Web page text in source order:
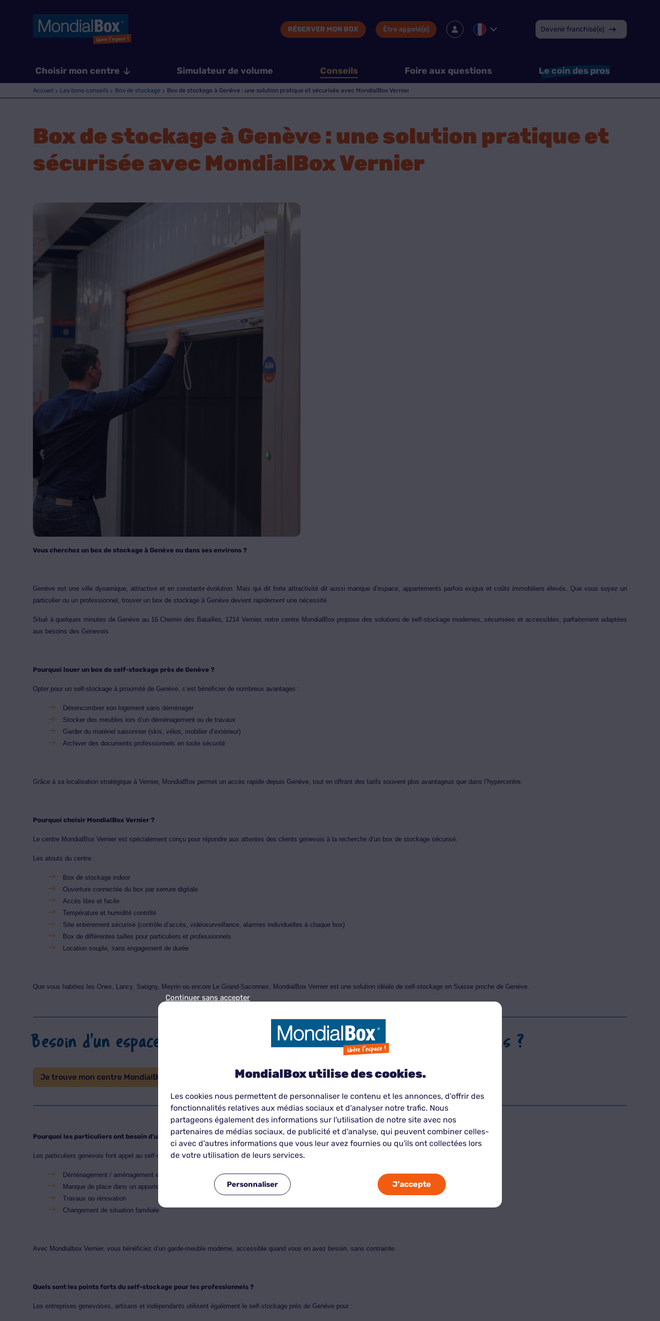
RÉSERVER MON BOX Être appelé(e) Devenir franchisé(e)
Choisir mon centre Simulateur de volume Conseils Foire aux questions Le coin des pros
Accueil Les bons conseils Box de stockage Box de stockage à Genève : une solution pratique et sécurisée avec MondialBox Vernier
Box de stockage à Genève : une solution pratique et
sécurisée avec MondialBox Vernier
Vous cherchez un box de stockage à Genève ou dans ses environs ?
Genève est une ville dynamique, attractive et en constante évolution. Mais qui dit forte attractivité dit aussi manque d’espace, appartements parfois exigus et coûts immobiliers élevés. Que vous soyez un
particulier ou un professionnel, trouver un box de stockage à Genève devient rapidement une nécessité.
Situé à quelques minutes de Genève au 16 Chemin des Batailles, 1214 Vernier, notre centre MondialBox propose des solutions de self-stockage modernes, sécurisées et accessibles, parfaitement adaptées
aux besoins des Genevois.
Pourquoi louer un box de self-stockage près de Genève ?
Opter pour un self-stockage à proximité de Genève, c’est bénéficier de nombreux avantages :
Désencombrer son logement sans déménager
Stocker des meubles lors d’un déménagement ou de travaux
Garder du matériel saisonnier (skis, vélos, mobilier d’extérieur)
Archiver des documents professionnels en toute sécurité
Grâce à sa localisation stratégique à Vernier, MondialBox permet un accès rapide depuis Genève, tout en offrant des tarifs souvent plus avantageux que dans l’hypercentre.
Pourquoi choisir MondialBox Vernier ?
Le centre MondialBox Vernier est spécialement conçu pour répondre aux attentes des clients genevois à la recherche d’un box de stockage sécurisé.
Les atouts du centre :
Box de stockage indoor
Ouverture connectée du box par serrure digitale
Accès libre et facile
Température et humidité contrôlé
Site entièrement sécurisé (contrôle d’accès, vidéosurveillance, alarmes individuelles à chaque box)
Box de différentes tailles pour particuliers et professionnels
Location souple, sans engagement de durée
Que vous habitiez les Onex, Lancy, Satigny, Meyrin ou encore Le Grand-Saconnex, MondialBox Vernier est une solution idéale de self-stockage en Suisse proche de Genève.
Besoin d'un espace de stockage simple et sécurisé près de chez vous ?
Je trouve mon centre MondialBox
Pourquoi les particuliers ont besoin d’un box pour entreposer leurs affaires ?
Les particuliers genevois font appel au self-stockage pour de nombreuses raisons :
Déménagement / aménagement en Suisse ou à l’international
Manque de place dans un appartement
Travaux ou rénovation
Changement de situation familiale
Avec Mondialbox Vernier, vous bénéficiez d’un garde-meuble moderne, accessible quand vous en avez besoin, sans contrainte.
Quels sont les points forts du self-stockage pour les professionnels ?
Les entreprises genevoises, artisans et indépendants utilisent également le self-stockage près de Genève pour :
Continuer sans accepter
MondialBox utilise des cookies.
Les cookies nous permettent de personnaliser le contenu et les annonces, d'offrir des
fonctionnalités relatives aux médias sociaux et d'analyser notre trafic. Nous
partageons également des informations sur l'utilisation de notre site avec nos
partenaires de médias sociaux, de publicité et d'analyse, qui peuvent combiner celles-
ci avec d'autres informations que vous leur avez fournies ou qu'ils ont collectées lors
de votre utilisation de leurs services.
Personnaliser J'accepte